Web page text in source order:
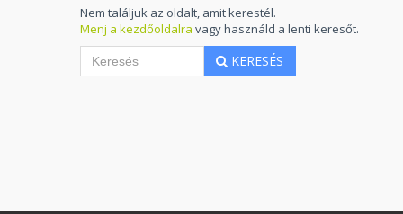
Nem találjuk az oldalt, amit kerestél.
Menj a kezdőoldalra vagy használd a lenti keresőt.
KERESÉS